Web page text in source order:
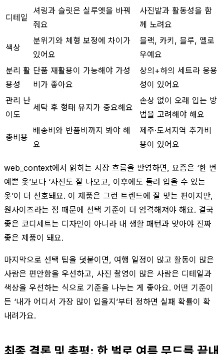
디테일
셔링과 슬릿은 실루엣을 바꿔
줘요
사진발과 활동성을 함
께 노려요
색상
분위기와 체형 보정에 차이가
있어요
블랙, 카키, 블루, 옐로
우예요
분리 활
용성
단품 재활용이 가능해야 가성
비가 좋아요
상의+하의 세트라 응용
성이 있어요
관리 난
이도
세탁 후 형태 유지가 중요해요
손상 없이 오래 입는 방
법을 고려해야 해요
총비용
배송비와 반품비까지 봐야 해
요
제주·도서지역 추가비
용이 있어요
web_context에서 읽히는 시장 흐름을 반영하면, 요즘은 ‘한 번
예쁜 옷’보다 ‘사진도 잘 나오고, 이후에도 돌려 입을 수 있는
옷’이 더 선호돼요. 이 제품은 그런 트렌드에 잘 맞는 편이지만,
원사이즈라는 점 때문에 선택 기준이 더 엄격해져야 해요. 결국
좋은 코디세트는 디자인이 아니라 내 생활 패턴과 맞아야 진짜
좋은 제품이 돼요.
마지막으로 선택 팁을 덧붙이면, 여행 일정이 많고 활동이 많은
사람은 편안함을 우선하고, 사진 촬영이 많은 사람은 디테일과
색상을 우선하는 식으로 기준을 나누는 게 좋아요. 어떤 기준이
든 ‘내가 어디서 가장 많이 입을지’부터 정하면 실패 확률이 확
내려가요.
최종 결론 및 총평: 한 벌로 여름 무드를 끝내